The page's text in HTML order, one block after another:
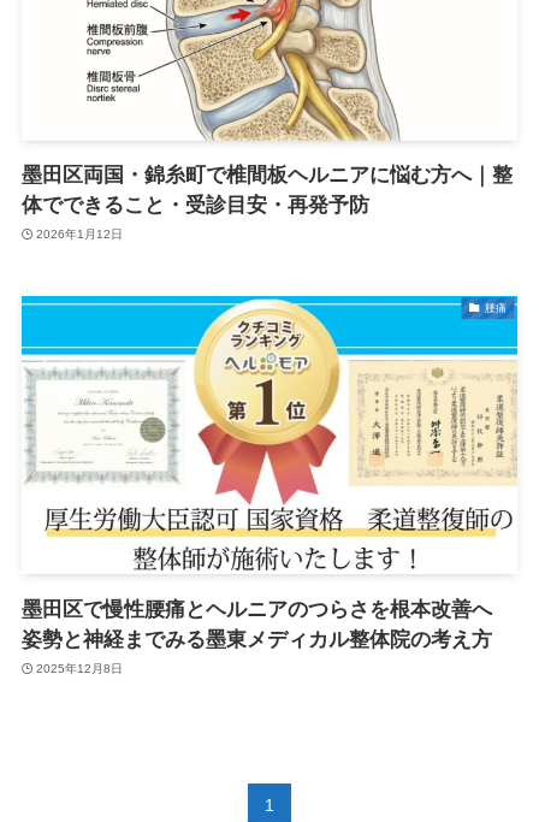
墨田区両国・錦糸町で椎間板ヘルニアに悩む方へ｜整
体でできること・受診目安・再発予防
2026年1月12日
腰痛
墨田区で慢性腰痛とヘルニアのつらさを根本改善へ
姿勢と神経までみる墨東メディカル整体院の考え方
2025年12月8日
1